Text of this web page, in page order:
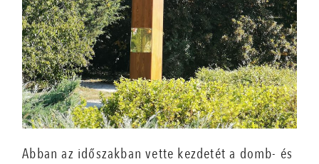
Abban az időszakban vette kezdetét a domb- és